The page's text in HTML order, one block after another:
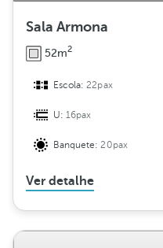
Sala Armona
52m2
Escola:22pax
U:16pax
Banquete:20pax
Ver detalhe